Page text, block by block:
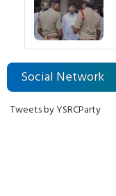
Social Network
Tweets by YSRCParty